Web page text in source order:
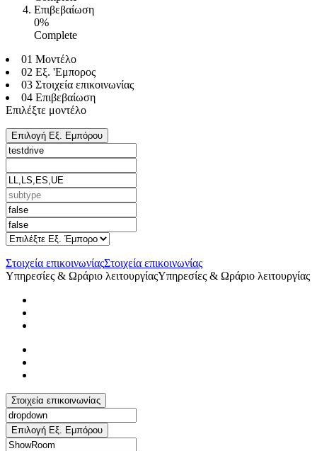
Επιβεβαίωση
0%
Complete
01 Μοντέλο
02 Εξ. 'Εμπορος
03 Στοιχεία επικοινωνίας
04 Επιβεβαίωση
Επιλέξτε μοντέλο
Επιλογή Εξ. Εμπόρου
Στοιχεία επικοινωνίαςΣτοιχεία επικοινωνίας
Υπηρεσίες & Ωράριο λειτουργίαςΥπηρεσίες & Ωράριο λειτουργίας
Στοιχεία επικοινωνίας
Επιλογή Εξ. Εμπόρου